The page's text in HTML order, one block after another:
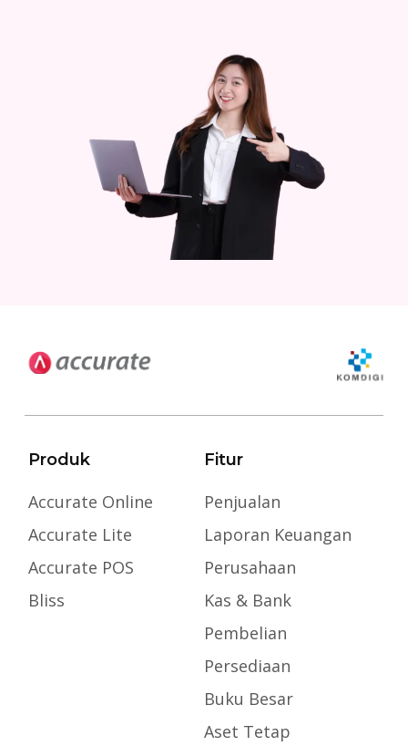
Produk
Accurate Online
Accurate Lite
Accurate POS
Bliss
Fitur
Penjualan
Laporan Keuangan
Perusahaan
Kas & Bank
Pembelian
Persediaan
Buku Besar
Aset Tetap